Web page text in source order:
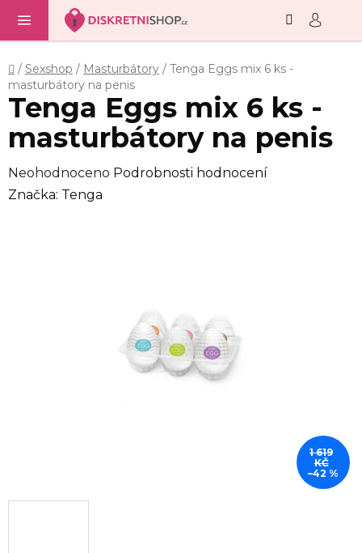
obsah
Domů
/ Sexshop / Masturbátory / Tenga Eggs mix 6 ks -
masturbátory na penis
Tenga Eggs mix 6 ks -
masturbátory na penis
Průměrné
hodnocení
Neohodnoceno Podrobnosti hodnocení
Značka: Tenga
1 619
KČ
–42 %